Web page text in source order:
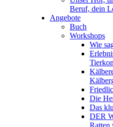
Beruf, dein
Angebote
Buch
Workshops
Wie
Die
Das
DER
Ratten